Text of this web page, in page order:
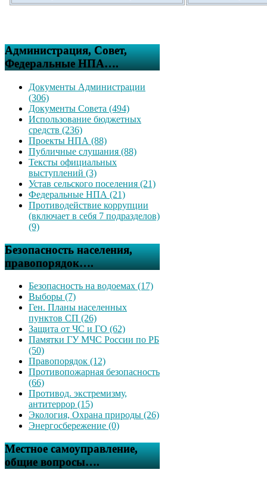
Администрация, Совет,
Федеральные НПА….
Документы Администрации
(306)
Документы Совета (494)
Использование бюджетных
средств (236)
Проекты НПА (88)
Публичные слушания (88)
Тексты официальных
выступлений (3)
Устав сельского поселения (21)
Федеральные НПА (21)
Противодействие коррупции
(включает в себя 7 подразделов)
(9)
Безопасность населения,
правопорядок….
Безопасность на водоемах (17)
Выборы (7)
Ген. Планы населенных
пунктов СП (26)
Защита от ЧС и ГО (62)
Памятки ГУ МЧС России по РБ
(50)
Правопорядок (12)
Противопожарная безопасность
(66)
Противод. экстремизму,
антитеррор (15)
Экология, Охрана природы (26)
Энергосбережение (0)
Местное самоуправление,
общие вопросы….